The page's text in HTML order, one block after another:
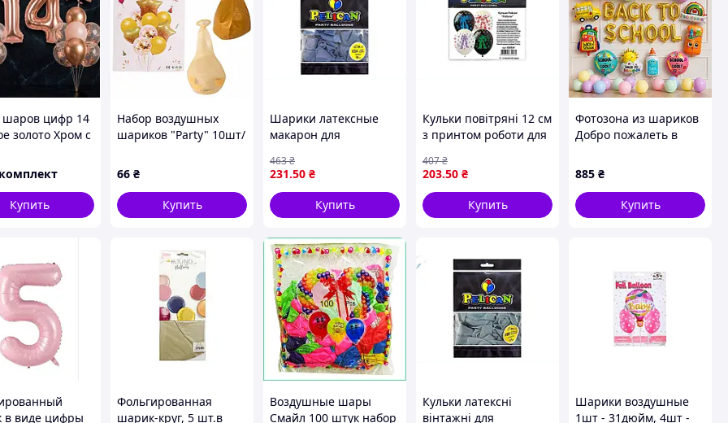
❤️
шаров цифр 14
золото Хром с
Купить
Набор воздушных
шариков "Party" 10шт/
(600наб)
66 ₴
Купить
Шарики латексные
макарон для
оформления темно-
серые матовые 50шт
для аэрожайна
231.50 ₴
463₴
Купить
Кульки повітряні 12 см
з принтом роботи для
професійного
використання 10 шт
203.50 ₴
407₴
Купить
Фотозона из шариков
Добро пожалеть в
885 ₴
Купить
в виде цифры
Фольгированная
шарик-круг, 5 шт.в
Воздушные шары
Смайл 100 штук набор
Кульки латексні
вінтажні для
Шарики воздушные
1шт - 31дюйм, 4шт -